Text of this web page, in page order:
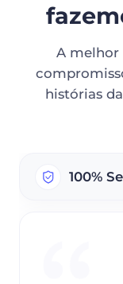
A melhor
histórias
100%